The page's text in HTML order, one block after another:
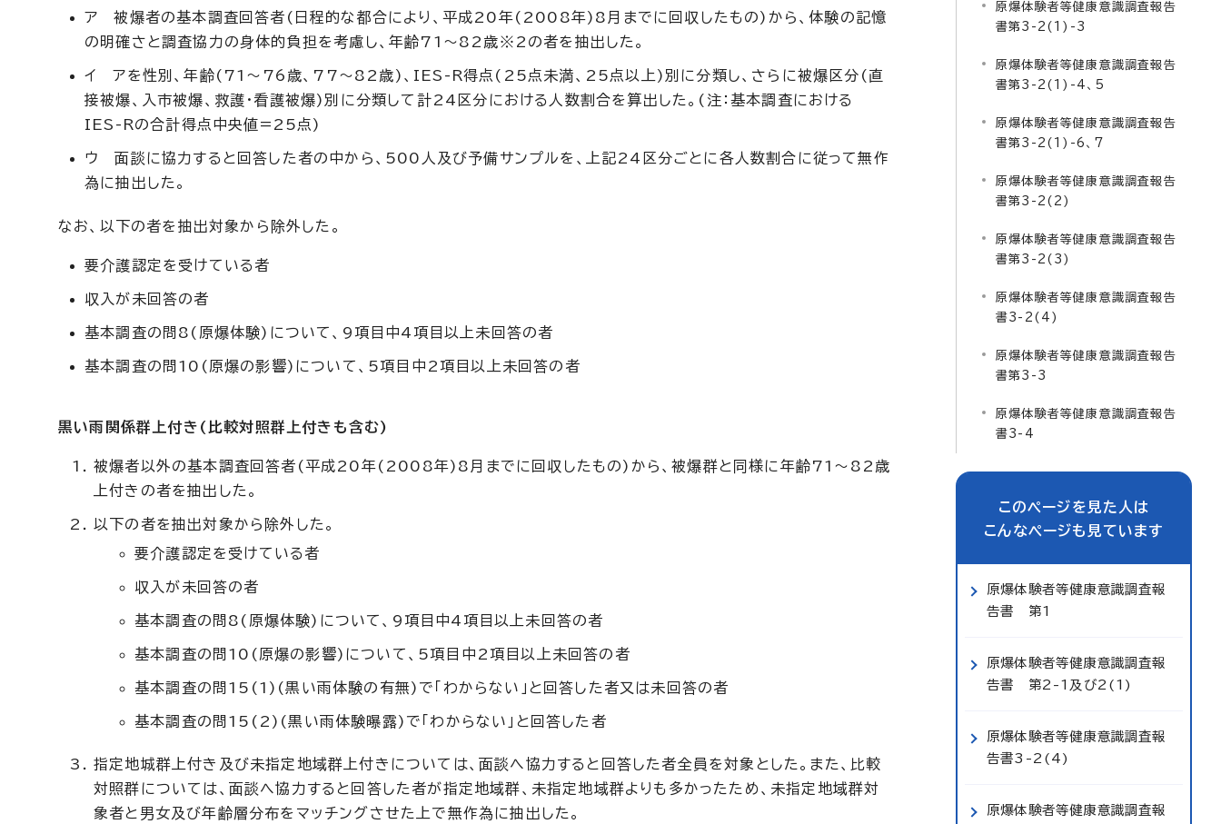
ア 被爆者の基本調査回答者(日程的な都合により、平成20年(2008年)8月までに回収したもの)から、体験の記憶
の明確さと調査協力の身体的負担を考慮し、年齢71～82歳※2の者を抽出した。
イ アを性別、年齢(71～76歳、77～82歳)、IES-R得点(25点未満、25点以上)別に分類し、さらに被爆区分(直
接被爆、入市被爆、救護・看護被爆)別に分類して計24区分における人数割合を算出した。(注：基本調査における
IES-Rの合計得点中央値=25点)
ウ 面談に協力すると回答した者の中から、500人及び予備サンプルを、上記24区分ごとに各人数割合に従って無作
為に抽出した。
なお、以下の者を抽出対象から除外した。
要介護認定を受けている者
収入が未回答の者
基本調査の問8(原爆体験)について、9項目中4項目以上未回答の者
基本調査の問10(原爆の影響)について、5項目中2項目以上未回答の者
黒い雨関係群上付き(比較対照群上付きも含む)
被爆者以外の基本調査回答者(平成20年(2008年)8月までに回収したもの)から、被爆群と同様に年齢71～82歳
上付きの者を抽出した。
以下の者を抽出対象から除外した。
要介護認定を受けている者
収入が未回答の者
基本調査の問8(原爆体験)について、9項目中4項目以上未回答の者
基本調査の問10(原爆の影響)について、5項目中2項目以上未回答の者
基本調査の問15(1)(黒い雨体験の有無)で「わからない」と回答した者又は未回答の者
基本調査の問15(2)(黒い雨体験曝露)で「わからない」と回答した者
指定地城群上付き及び未指定地域群上付きについては、面談へ協力すると回答した者全員を対象とした。また、比較
対照群については、面談へ協力すると回答した者が指定地域群、未指定地域群よりも多かったため、未指定地域群対
象者と男女及び年齢層分布をマッチングさせた上で無作為に抽出した。
原爆体験者等健康意識調査報告
書第3-2(1)-3
原爆体験者等健康意識調査報告
書第3-2(1)-4、5
原爆体験者等健康意識調査報告
書第3-2(1)-6、7
原爆体験者等健康意識調査報告
書第3-2(2)
原爆体験者等健康意識調査報告
書第3-2(3)
原爆体験者等健康意識調査報告
書3-2(4)
原爆体験者等健康意識調査報告
書第3-3
原爆体験者等健康意識調査報告
書3-4
このページを見た人は
こんなページも見ています
原爆体験者等健康意識調査報
告書 第1
原爆体験者等健康意識調査報
告書 第2-1及び2(1)
原爆体験者等健康意識調査報
告書3-2(4)
原爆体験者等健康意識調査報